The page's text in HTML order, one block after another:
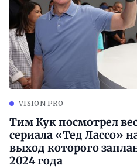
VISION PRO
Тим Кук посмотрел
сериала «Тед Лассо»
выход которого
2024 года